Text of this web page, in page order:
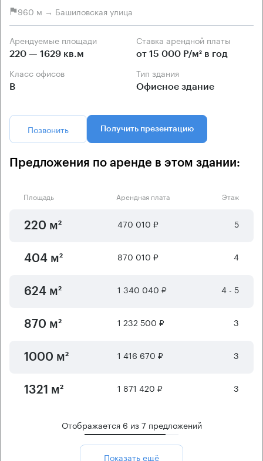
960 м → Башиловская улица
Арендуемые площади
220 — 1629 кв.м
Ставка арендной платы
от 15 000 Р/м² в год
Класс офисов
B
Тип здания
Офисное здание
Позвонить Получить презентацию
Предложения по аренде в этом здании:
Площадь Арендная плата Этаж
220 м² 470 010 ₽ 5
404 м² 870 010 ₽ 4
624 м² 1 340 040 ₽ 4 - 5
870 м² 1 232 500 ₽ 3
1000 м² 1 416 670 ₽ 3
1321 м² 1 871 420 ₽ 3
Отображается 6 из7 предложений
Показать ещё